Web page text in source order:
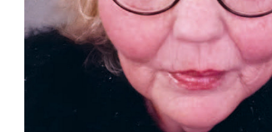
– Placebo er en sosial interaksjon
Når kroppen reagerer positivt
Det fascinerende fenomenet
Hjelpen med placebo
Hudlegen har ordet
Forskning